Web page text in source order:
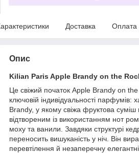
Доставка Оплата
Опис
Kilian Paris Apple Brandy on the
Це свіжий початок Apple Brandy on
ключовій індивідуальності парфумів:
Brandy, у якому свіжа фруктова суміш
відтвореним із використанням нот
моху та ванили. Завдяки структурі
переносить вишуканість у ніч. Він
перевтілення й незаперечну